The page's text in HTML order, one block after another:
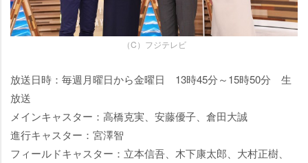
（C）フジテレビ
放送日時：毎週月曜日から金曜日 13時45分～15時50分 生
放送
メインキャスター：高橋克実、安藤優子、倉田大誠
進行キャスター：宮澤智
フィールドキャスター：立本信吾、木下康太郎、大村正樹、